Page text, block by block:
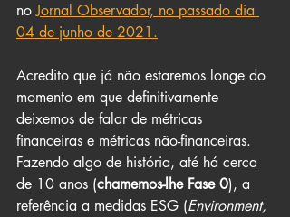
no Jornal Observador, no passado dia
04 de junho de 2021.
Acredito que já não estaremos longe do
momento em que definitivamente
deixemos de falar de métricas
financeiras e métricas não-financeiras.
Fazendo algo de história, até há cerca
de 10 anos (chamemos-lhe Fase 0), a
referência a medidas ESG (Environment,